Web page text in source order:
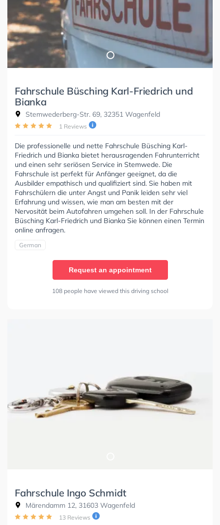
Fahrschule Büsching Karl-Friedrich und
Bianka
Stemwederberg-Str. 69, 32351 Wagenfeld
1 Reviews
Die professionelle und nette Fahrschule Büsching Karl-
Friedrich und Bianka bietet herausragenden Fahrunterricht
und einen sehr seriösen Service in Stemwede. Die
Fahrschule ist perfekt für Anfänger geeignet, da die
Ausbilder empathisch und qualifiziert sind. Sie haben mit
Fahrschülern die unter Angst und Panik leiden sehr viel
Erfahrung und wissen, wie man am besten mit der
Nervosität beim Autofahren umgehen soll. In der Fahrschule
Büsching Karl-Friedrich und Bianka Sie können einen Termin
online anfragen.
German
Request an appointment
108 people have viewed this driving school
Fahrschule Ingo Schmidt
Märendamm 12, 31603 Wagenfeld
13 Reviews